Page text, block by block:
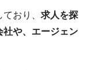
おり、 求人を探
社や、エージェン